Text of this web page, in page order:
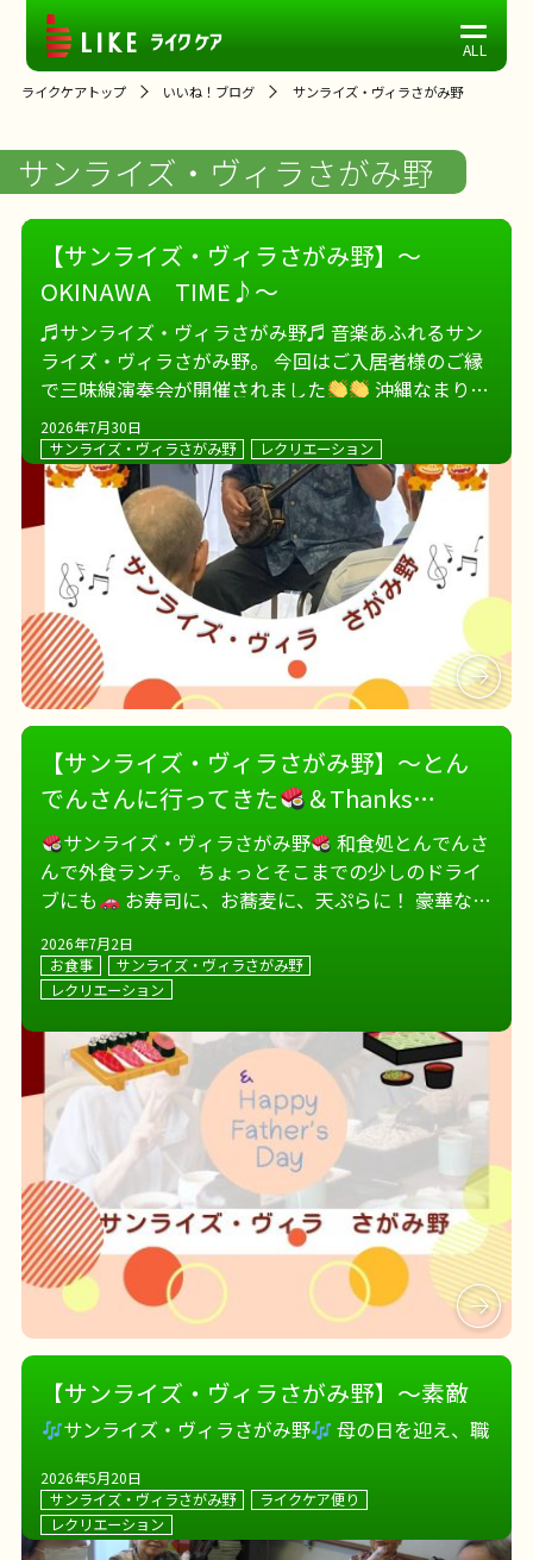
ライクケアトップ いいね！ブログ サンライズ・ヴィラさがみ野
サンライズ・ヴィラさがみ野
【サンライズ・ヴィラさがみ野】～
OKINAWA TIME♪～
♬サンライズ・ヴィラさがみ野♬ 音楽あふれるサン
ライズ・ヴィラさがみ野。 今回はご入居者様のご縁
で三味線演奏会が開催されました
沖縄なまりの
話し方があたたかい先生から、 貴重な沖縄の歴史も
伺いながら。 三味線の音色に […]
2026年7月30日
サンライズ・ヴィラさがみ野 レクリエーション
【サンライズ・ヴィラさがみ野】～とん
でんさんに行ってきた
＆Thanks
Father’ｓDAY
～
サンライズ・ヴィラさがみ野
和食処とんでんさ
んで外食ランチ。 ちょっとそこまでの少しのドライ
ブにも
お寿司に、お蕎麦に、天ぷらに！ 豪華な御
おしゃべりを楽しみ、 いつ […]
2026年7月2日
お食事
サンライズ・ヴィラさがみ野
レクリエーション
【サンライズ・ヴィラさがみ野】～素敵
な音色に寄せて♬～
サンライズ・ヴィラさがみ野
母の日を迎え、職
らギター演奏も
たくさんの笑顔
をいただきまし
た
また、お誕生日を迎えた方へ個別に居室訪問し
てお祝い
！ ご本人様にもご […]
2026年5月20日
サンライズ・ヴィラさがみ野
ライクケア便り
レクリエーション